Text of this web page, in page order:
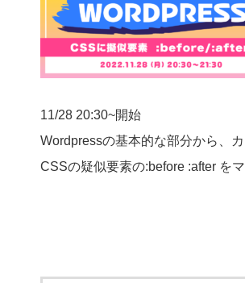
11/28 20:30~開始
Wordpressの基本的な部分から、
CSSの疑似要素の:before :after を